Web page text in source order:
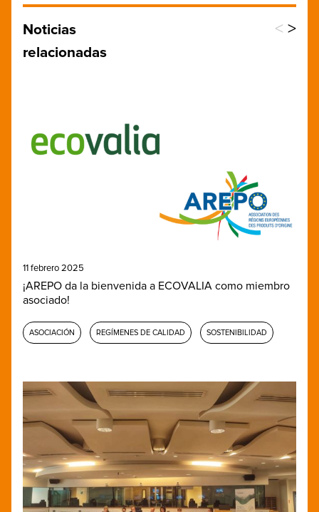
Noticias
relacionadas
< >
11 febrero 2025
¡AREPO da la bienvenida a ECOVALIA como miembro
asociado!
ASOCIACIÓN REGÍMENES DE CALIDAD SOSTENIBILIDAD